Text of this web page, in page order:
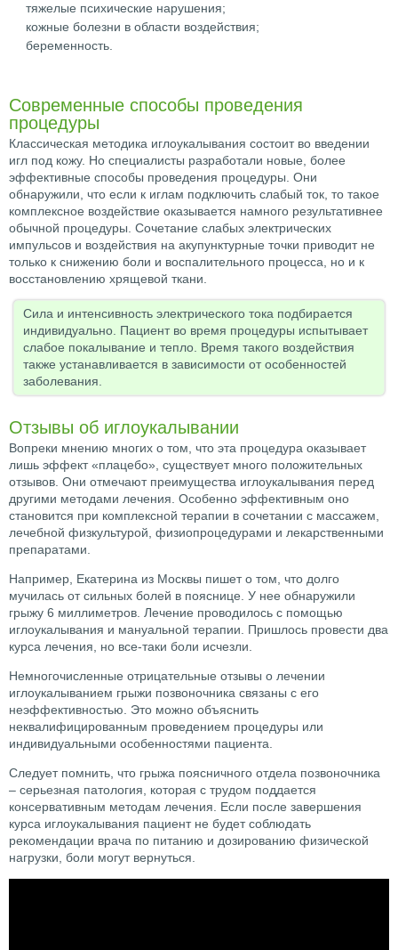
тяжелые психические нарушения;
кожные болезни в области воздействия;
беременность.
Современные способы проведения
процедуры
Классическая методика иглоукалывания состоит во введении
игл под кожу. Но специалисты разработали новые, более
эффективные способы проведения процедуры. Они
обнаружили, что если к иглам подключить слабый ток, то такое
комплексное воздействие оказывается намного результативнее
обычной процедуры. Сочетание слабых электрических
импульсов и воздействия на акупунктурные точки приводит не
только к снижению боли и воспалительного процесса, но и к
восстановлению хрящевой ткани.
Сила и интенсивность электрического тока подбирается
индивидуально. Пациент во время процедуры испытывает
слабое покалывание и тепло. Время такого воздействия
также устанавливается в зависимости от особенностей
заболевания.
Отзывы об иглоукалывании
Вопреки мнению многих о том, что эта процедура оказывает
лишь эффект «плацебо», существует много положительных
отзывов. Они отмечают преимущества иглоукалывания перед
другими методами лечения. Особенно эффективным оно
становится при комплексной терапии в сочетании с массажем,
лечебной физкультурой, физиопроцедурами и лекарственными
препаратами.
Например, Екатерина из Москвы пишет о том, что долго
мучилась от сильных болей в пояснице. У нее обнаружили
грыжу 6 миллиметров. Лечение проводилось с помощью
иглоукалывания и мануальной терапии. Пришлось провести два
курса лечения, но все-таки боли исчезли.
Немногочисленные отрицательные отзывы о лечении
иглоукалыванием грыжи позвоночника связаны с его
неэффективностью. Это можно объяснить
неквалифицированным проведением процедуры или
индивидуальными особенностями пациента.
Следует помнить, что грыжа поясничного отдела позвоночника
– серьезная патология, которая с трудом поддается
консервативным методам лечения. Если после завершения
курса иглоукалывания пациент не будет соблюдать
рекомендации врача по питанию и дозированию физической
нагрузки, боли могут вернуться.